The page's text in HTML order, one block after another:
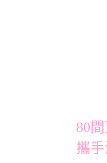
80
攜